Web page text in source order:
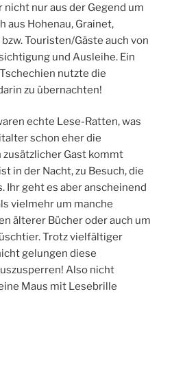
nur aus der Gegend um
aus Hohenau, Grainet,
Touristen/Gäste auch von
und Ausleihe. Ein
nutzte die
zu übernachten!
echte Lese-Ratten, was
schon eher die
zusätzlicher Gast kommt
in der Nacht, zu Besuch, die
Ihr geht es aber anscheinend
vielmehr um manche
älterer Bücher oder auch um
Trotz vielfältiger
gelungen diese
Also nicht
Maus mit Lesebrille